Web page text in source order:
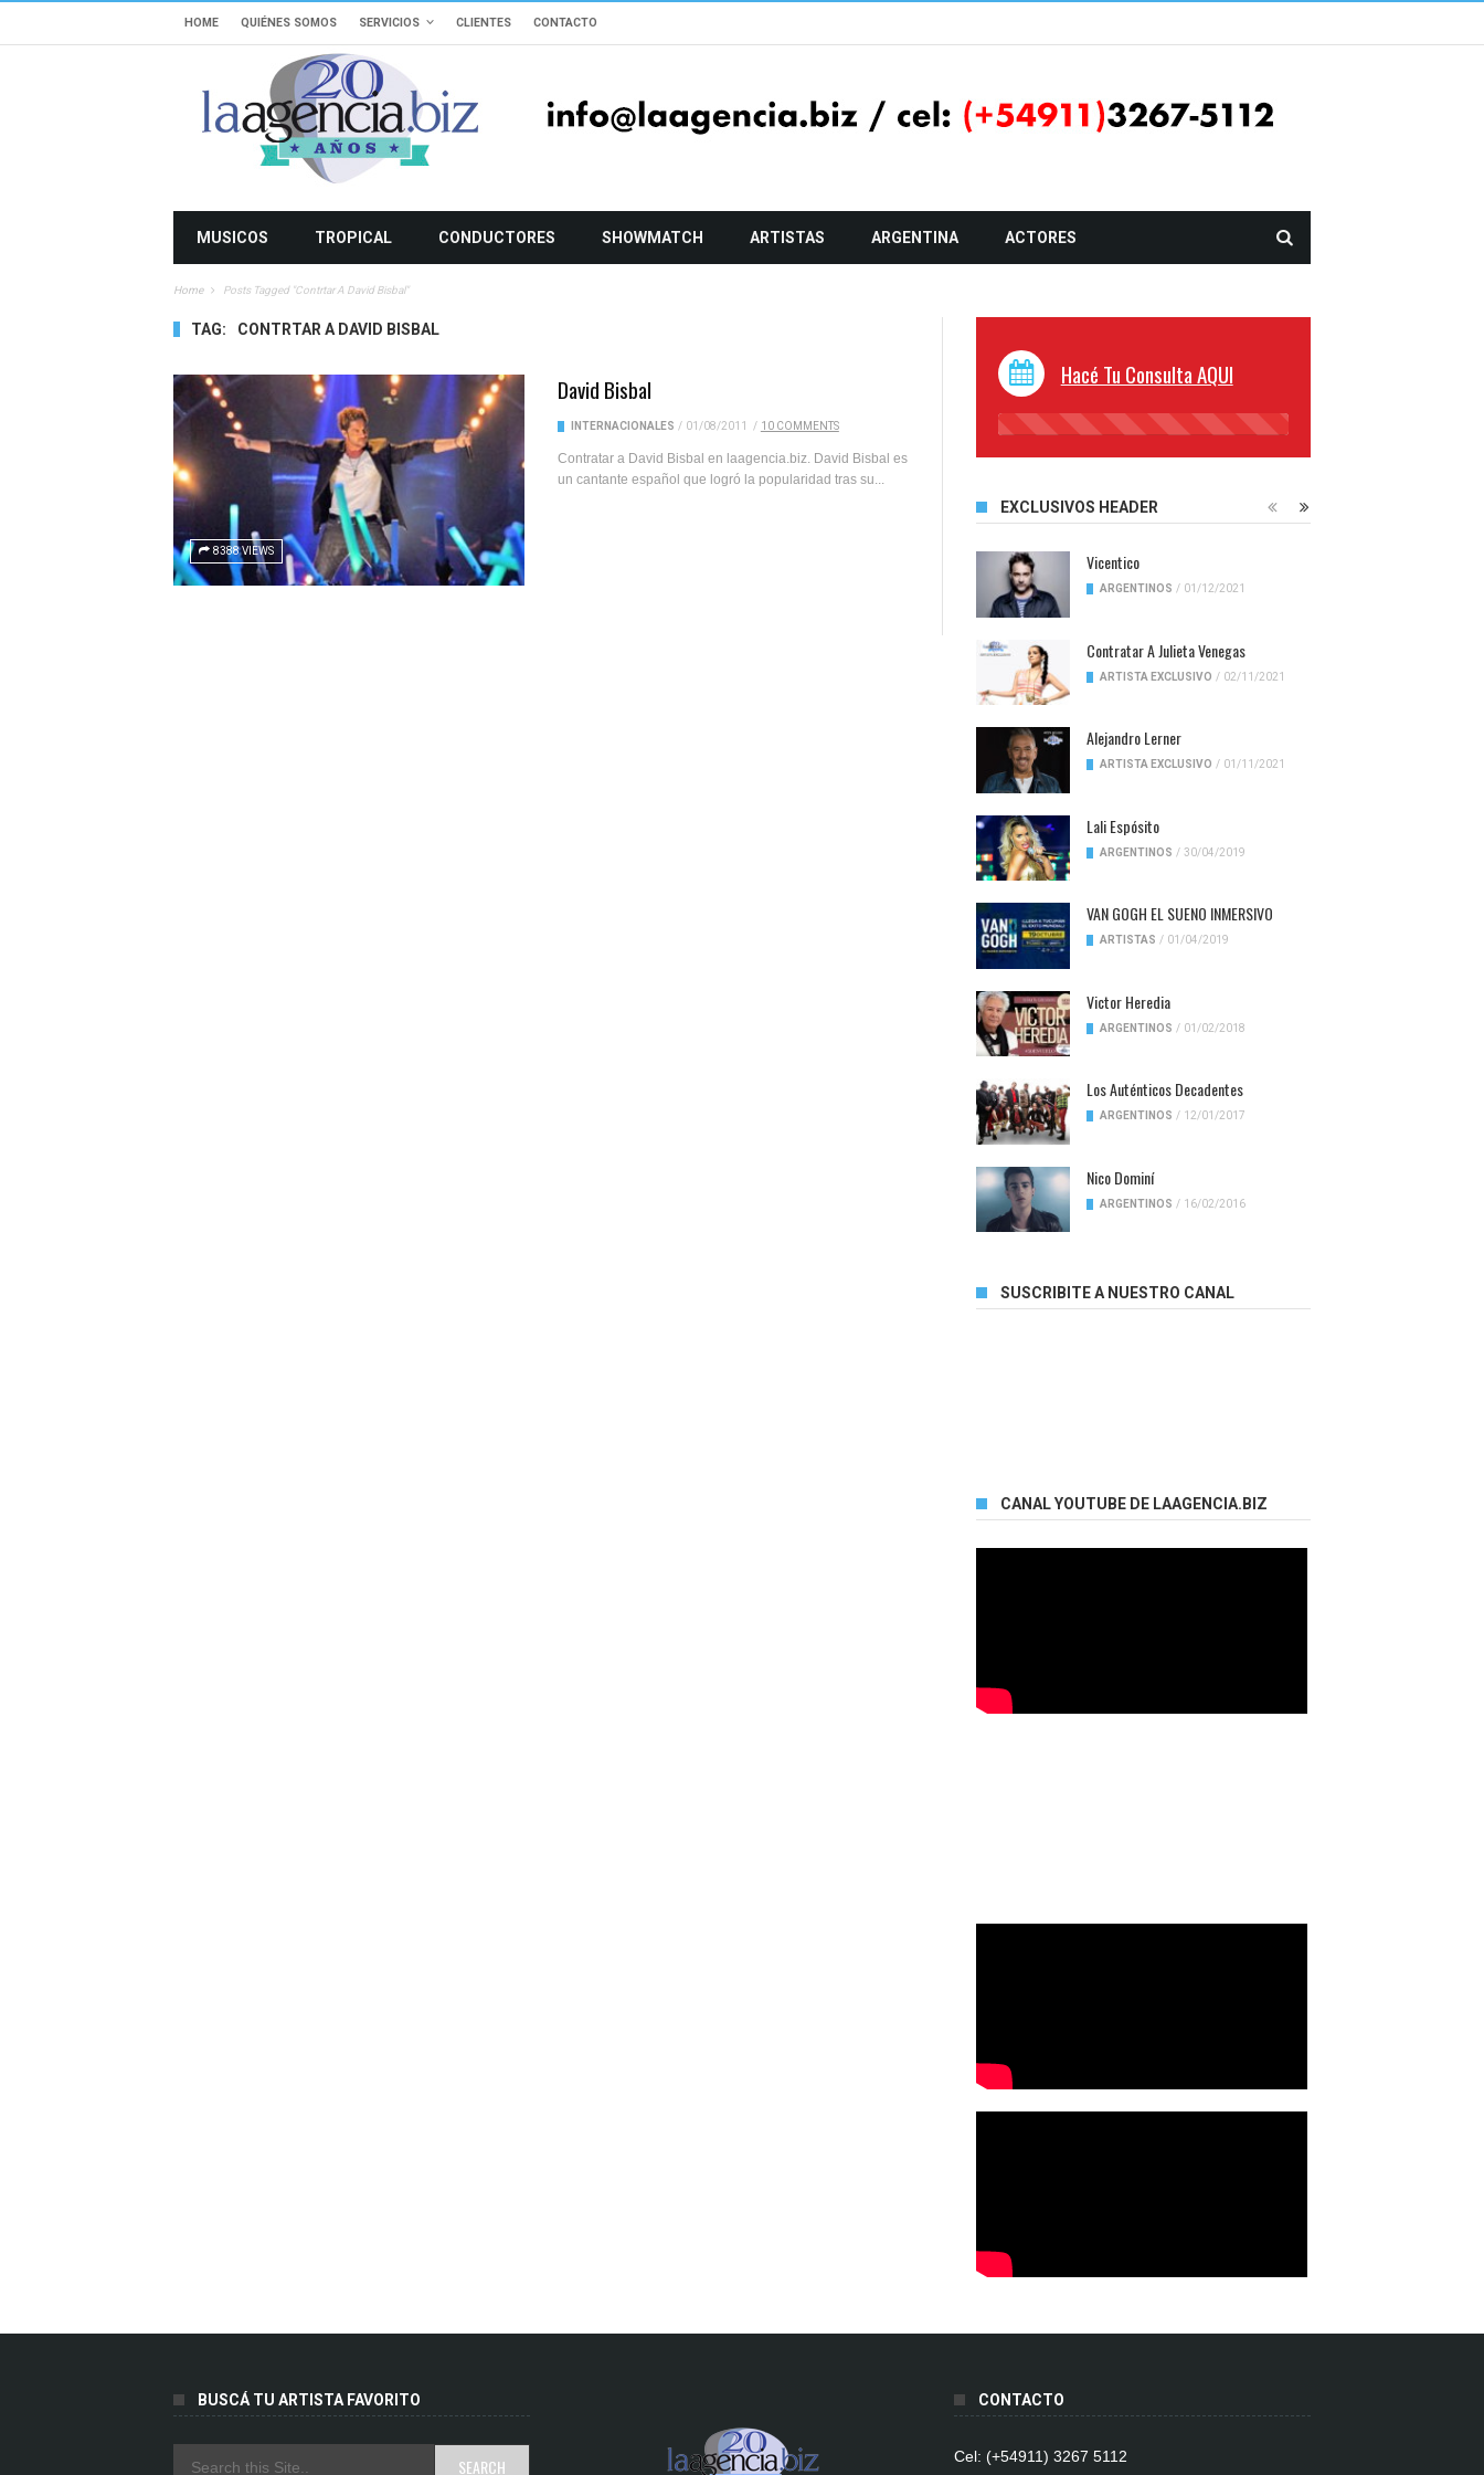
HOME QUIÉNES SOMOS SERVICIOS CLIENTES CONTACTO
MUSICOS TROPICAL CONDUCTORES SHOWMATCH ARTISTAS ARGENTINA ACTORES
Home Posts Tagged "contrtar A David Bisbal"
TAG: CONTRTAR A DAVID BISBAL
8388 VIEWS
David Bisbal
INTERNACIONALES / 01/08/2011 / 10 COMMENTS
Contratar a David Bisbal en laagencia.biz. David Bisbal es
un cantante español que logró la popularidad tras su...
Hacé Tu Consulta AQUI
45%
EXCLUSIVOS HEADER
Vicentico
ARGENTINOS / 01/12/2021
Contratar A Julieta Venegas
ARTISTA EXCLUSIVO / 02/11/2021
Alejandro Lerner
ARTISTA EXCLUSIVO / 01/11/2021
Lali Espósito
ARGENTINOS / 30/04/2019
VAN GOGH EL SUENO INMERSIVO
ARTISTAS / 01/04/2019
Victor Heredia
ARGENTINOS / 01/02/2018
Los Auténticos Decadentes
ARGENTINOS / 12/01/2017
Nico Dominí
ARGENTINOS / 16/02/2016
SUSCRIBITE A NUESTRO CANAL
CANAL YOUTUBE DE LAAGENCIA.BIZ
BUSCÁ TU ARTISTA FAVORITO CONTACTO
Cel: (+54911) 3267 5112